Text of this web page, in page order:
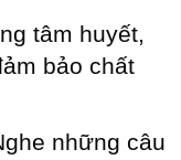
tâm huyết,
bảo chất
những câu